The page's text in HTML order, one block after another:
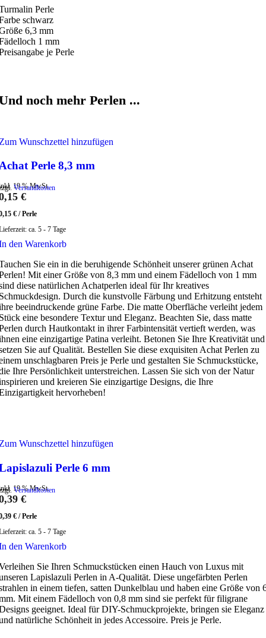
Perle
schwarz
6,3 mm
1 mm
je Perle
noch mehr Perlen ...
Wunschzettel hinzufügen
Perle 8,3 mm
19 % MwSt.
Versandkosten
€
€ /Perle
ca. 5 - 7 Tage
den Warenkorb
Sie ein in die beruhigende Schönheit unserer grünen Achat
Mit einer Größe von 8,3 mm und einem Fädelloch von 1 mm
diese natürlichen Achatperlen ideal für Ihr kreatives
Durch die kunstvolle Färbung und Erhitzung entsteht
beeindruckende grüne Farbe. Die matte Oberfläche verleiht jedem
eine besondere Textur und Eleganz. Beachten Sie, dass matte
durch Hautkontakt in ihrer Farbintensität vertieft werden, was
eine einzigartige Patina verleiht. Betonen Sie Ihre Kreativität und
Sie auf Qualität. Bestellen Sie diese exquisiten Achat Perlen zu
unschlagbaren Preis je Perle und gestalten Sie Schmuckstücke,
Ihre Persönlichkeit unterstreichen. Lassen Sie sich von der Natur
und kreieren Sie einzigartige Designs, die Ihre
hervorheben!
Wunschzettel hinzufügen
Perle 6 mm
19 % MwSt.
Versandkosten
€
€ /Perle
ca. 5 - 7 Tage
den Warenkorb
Sie Ihren Schmuckstücken einen Hauch von Luxus mit
Lapislazuli Perlen in A-Qualität. Diese ungefärbten Perlen
in einem tiefen, satten Dunkelblau und haben eine Größe von
Mit einem Fädelloch von 0,8 mm sind sie perfekt für filigrane
geeignet. Ideal für DIY-Schmuckprojekte, bringen sie Eleganz
natürliche Schönheit in jedes Accessoire. Preis je Perle.